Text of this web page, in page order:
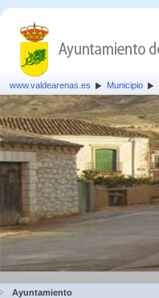
www.valdearenas.es Municipio
Ayuntamiento